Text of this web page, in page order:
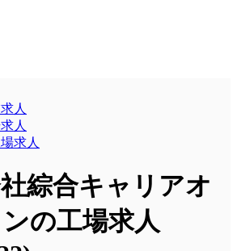
人
人
求人
綜合キャリアオ
の工場求人